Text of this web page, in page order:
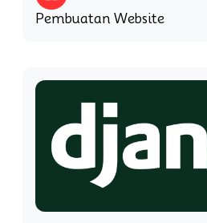
Pembuatan Website